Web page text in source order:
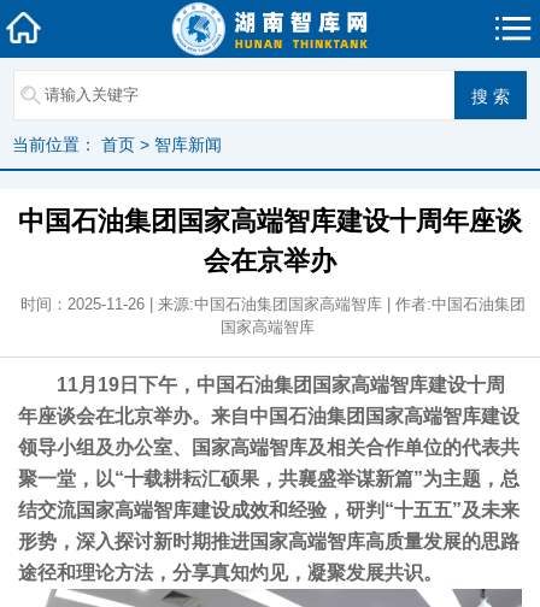
当前位置： 首页 > 智库新闻
中国石油集团国家高端智库建设十周年座谈
会在京举办
时间：2025-11-26 | 来源:中国石油集团国家高端智库 | 作者:中国石油集团
国家高端智库
11月19日下午，中国石油集团国家高端智库建设十周
年座谈会在北京举办。来自中国石油集团国家高端智库建设
领导小组及办公室、国家高端智库及相关合作单位的代表共
聚一堂，以“十载耕耘汇硕果，共襄盛举谋新篇”为主题，总
结交流国家高端智库建设成效和经验，研判“十五五”及未来
形势，深入探讨新时期推进国家高端智库高质量发展的思路
途径和理论方法，分享真知灼见，凝聚发展共识。